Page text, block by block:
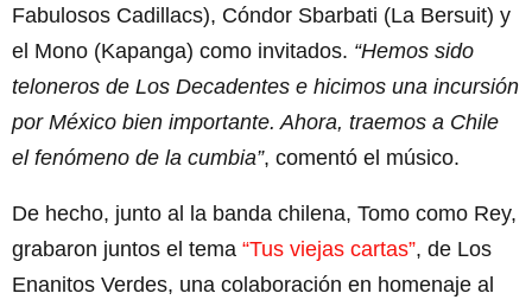
Fabulosos Cadillacs), Cóndor Sbarbati (La Bersuit) y
el Mono (Kapanga) como invitados. “Hemos sido
teloneros de Los Decadentes e hicimos una incursión
por México bien importante. Ahora, traemos a Chile
el fenómeno de la cumbia”, comentó el músico.
De hecho, junto al la banda chilena, Tomo como Rey,
grabaron juntos el tema “Tus viejas cartas”, de Los
Enanitos Verdes, una colaboración en homenaje al